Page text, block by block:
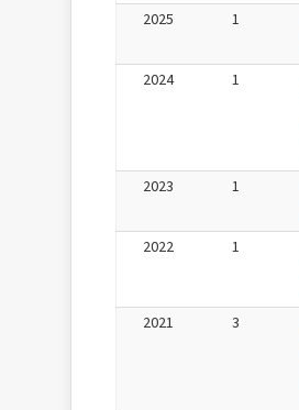
2025
1
2024
1
2023
1
2022
1
2021
3